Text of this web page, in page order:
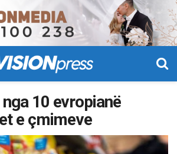
10 evropianë
e çmimeve